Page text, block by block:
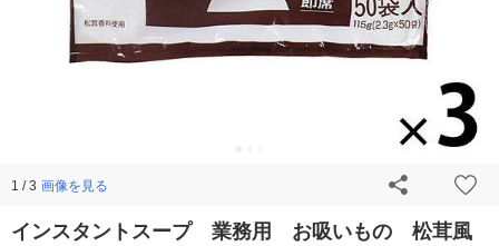
1 / 3 画像を見る
インスタントスープ 業務用 お吸いもの 松茸風